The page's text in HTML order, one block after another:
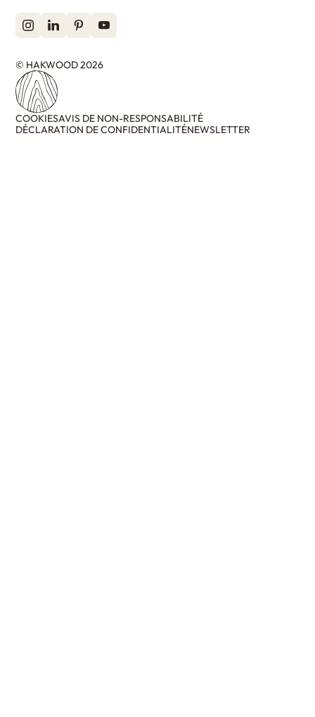
© HAKWOOD 2026
COOKIESAVIS DE NON-RESPONSABILITÉ
DÉCLARATION DE CONFIDENTIALITÉNEWSLETTER